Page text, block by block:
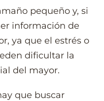
pequeño y, si
información de
ya que el estrés o
dificultar la
del mayor.
que buscar